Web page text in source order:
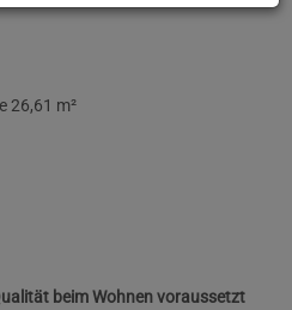
26,61 m²
beim Wohnen voraussetzt